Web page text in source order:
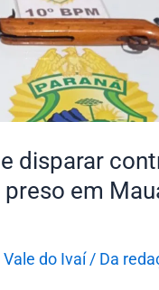
disparar
em
Vale do Ivaí/ Da